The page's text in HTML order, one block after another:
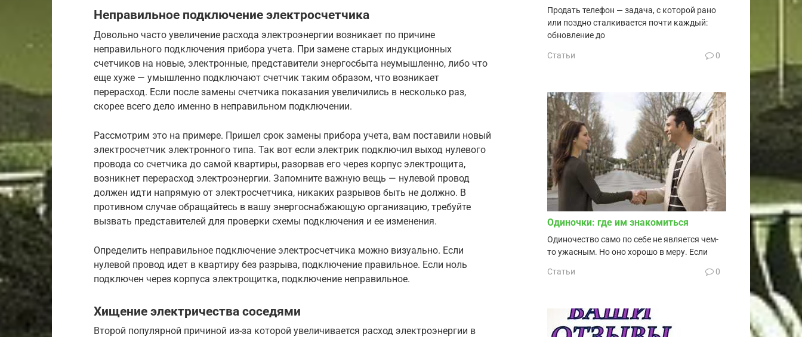
Неправильное подключение электросчетчика
Довольно часто увеличение расхода электроэнергии возникает по причине
неправильного подключения прибора учета. При замене старых индукционных
счетчиков на новые, электронные, представители энергосбыта неумышленно, либо что
еще хуже — умышленно подключают счетчик таким образом, что возникает
перерасход. Если после замены счетчика показания увеличились в несколько раз,
скорее всего дело именно в неправильном подключении.
Рассмотрим это на примере. Пришел срок замены прибора учета, вам поставили новый
электросчетчик электронного типа. Так вот если электрик подключил выход нулевого
провода со счетчика до самой квартиры, разорвав его через корпус электрощита,
возникнет перерасход электроэнергии. Запомните важную вещь — нулевой провод
должен идти напрямую от электросчетчика, никаких разрывов быть не должно. В
противном случае обращайтесь в вашу энергоснабжающую организацию, требуйте
вызвать представителей для проверки схемы подключения и ее изменения.
Определить неправильное подключение электросчетчика можно визуально. Если
нулевой провод идет в квартиру без разрыва, подключение правильное. Если ноль
подключен через корпуса электрощитка, подключение неправильное.
Хищение электричества соседями
Второй популярной причиной из-за которой увеличивается расход электроэнергии в
Продать телефон — задача, с которой рано
или поздно сталкивается почти каждый:
обновление до
Статьи 0
Одиночки: где им знакомиться
Одиночество само по себе не является чем-
то ужасным. Но оно хорошо в меру. Если
Статьи 0